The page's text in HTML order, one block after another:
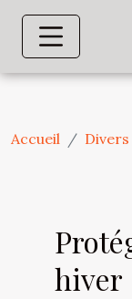
Accueil Divers
hiver